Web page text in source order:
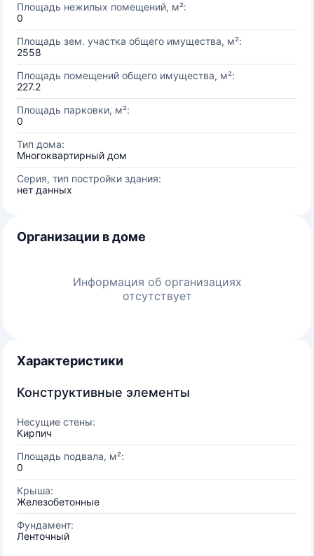
Площадь нежилых помещений, м²:
0
Площадь зем. участка общего имущества, м²:
2558
Площадь помещений общего имущества, м²:
227.2
Площадь парковки, м²:
0
Тип дома:
Многоквартирный дом
Серия, тип постройки здания:
нет данных
Организации в доме
Информация об организациях
отсутствует
Характеристики
Конструктивные элементы
Несущие стены:
Кирпич
Площадь подвала, м²:
0
Крыша:
Железобетонные
Фундамент:
Ленточный